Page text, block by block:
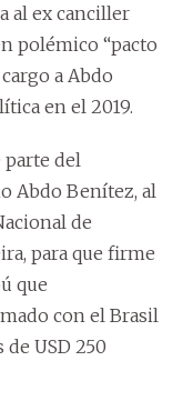
al ex canciller
polémico “pacto
a Abdo
en el 2019.
del
Abdo Benítez, al
de
para que firme
que
con el Brasil
USD 250